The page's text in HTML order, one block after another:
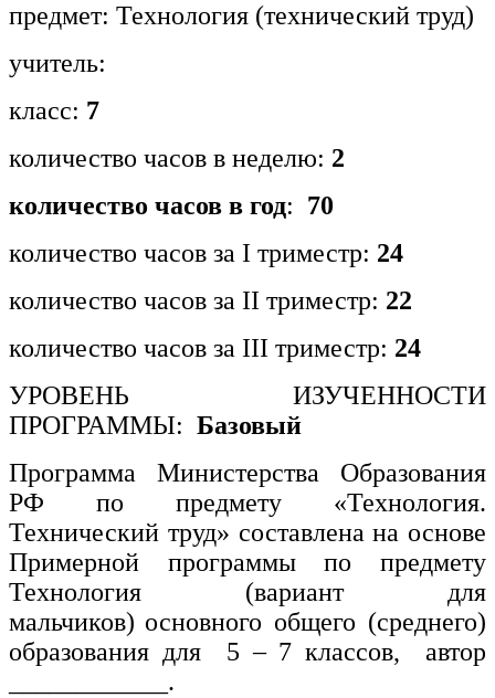
предмет: Технология (технический труд)
учитель:
класс: 7
количество часов в неделю: 2
количество часов в год: 70
количество часов за I триместр: 24
количество часов за II триместр: 22
количество часов за III триместр: 24
УРОВЕНЬ ИЗУЧЕННОСТИ
ПРОГРАММЫ: Базовый
Программа Министерства Образования
РФ по предмету «Технология.
Технический труд» составлена на основе
Примерной программы по предмету
Технология (вариант для
мальчиков) основного общего (среднего)
образования для 5 – 7 классов, автор
____________.